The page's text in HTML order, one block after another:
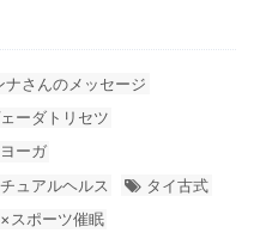
ナさんのメッセージ
ーダトリセツ
ーガ
ュアルヘルス
タイ古式
スポーツ催眠